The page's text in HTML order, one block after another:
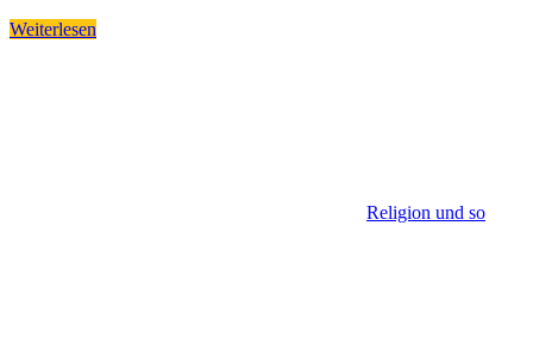
Weiterlesen
Religion und so